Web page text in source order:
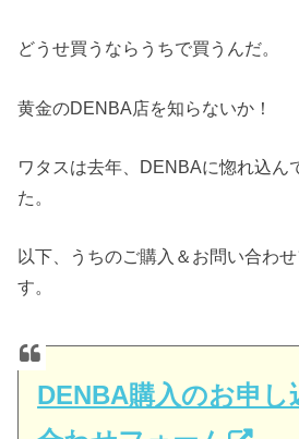
どうせ買うならうちで買うんだ。
黄金のDENBA店を知らないか！
ワタスは去年、DENBAに惚れ込ん
た。
以下、うちのご購入＆お問い合わ
す。
DENBA購入のお申し